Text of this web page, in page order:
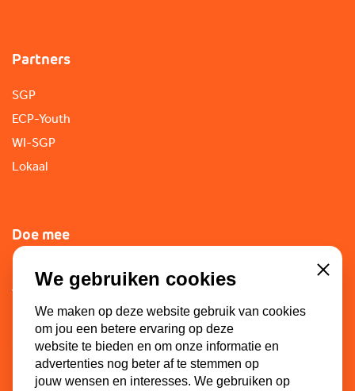
Partners
SGP
ECP-Youth
WI-SGP
Lokaal
Doe mee
Lid worden
Vacatures
Doneren
Sponsoren
We gebruiken cookies
We maken op deze website gebruik van cookies
om jou een betere ervaring op deze
website te bieden en om onze informatie en
advertenties nog beter af te stemmen op
jouw wensen en interesses. We gebruiken op
Close